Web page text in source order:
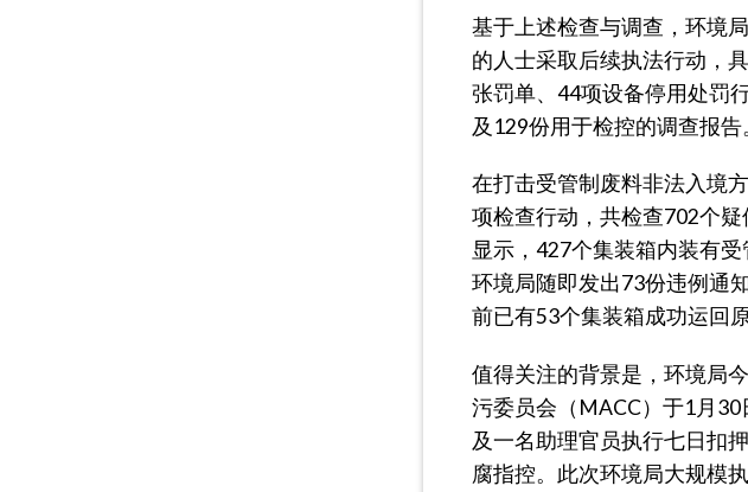
基于上述检查与调查，环境
的人士采取后续执法行动，
张罚单、44项设备停用处罚
及129份用于检控的调查报告
在打击受管制废料非法入境
项检查行动，共检查702个
显示，427个集装箱内装有
环境局随即发出73份违例通
前已有53个集装箱成功运回
值得关注的背景是，环境局
污委员会（MACC）于1月
及一名助理官员执行七日扣
腐指控。此次环境局大规模